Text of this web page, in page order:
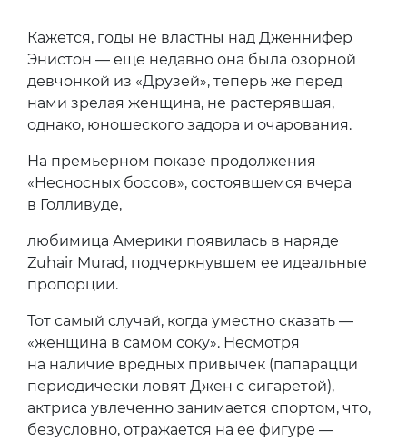
Кажется, годы не властны над Дженнифер
Энистон — еще недавно она была озорной
девчонкой из «Друзей», теперь же перед
нами зрелая женщина, не растерявшая,
однако, юношеского задора и очарования.
На премьерном показе продолжения
«Несносных боссов», состоявшемся вчера
в Голливуде,
любимица Америки появилась в наряде
Zuhair Murad, подчеркнувшем ее идеальные
пропорции.
Тот самый случай, когда уместно сказать —
«женщина в самом соку». Несмотря
на наличие вредных привычек (папарацци
периодически ловят Джен с сигаретой),
актриса увлеченно занимается спортом, что,
безусловно, отражается на ее фигуре —